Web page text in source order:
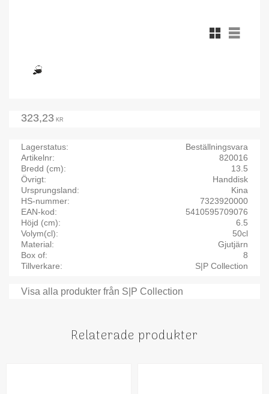
Rutnätsvy
Listvy
323,23 KR
Lagerstatus
Beställningsvara
Artikelnr
820016
Bredd (cm)
13.5
Övrigt
Handdisk
Ursprungsland
Kina
HS-nummer
7323920000
EAN-kod
5410595709076
Höjd (cm)
6.5
Volym(cl)
50cl
Material
Gjutjärn
Box of
8
Tillverkare
S|P Collection
Visa alla produkter från S|P Collection
Relaterade produkter